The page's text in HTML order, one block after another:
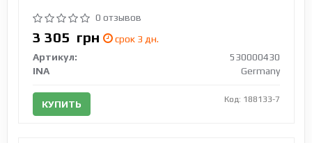
0 отзывов
3 305 грн
срок 3 дн.
Артикул:
530000430
INA
Germany
КУПИТЬ Код: 188133-7